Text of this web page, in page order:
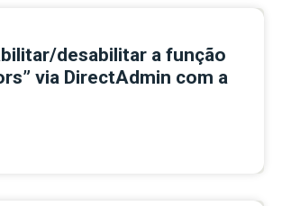
desabilitar a função
via DirectAdmin com a